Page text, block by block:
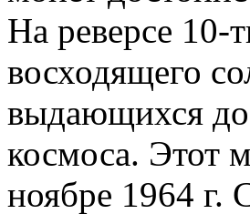
На реверсе
восходящего
выдающихся
космоса. Этот
ноябре 1964